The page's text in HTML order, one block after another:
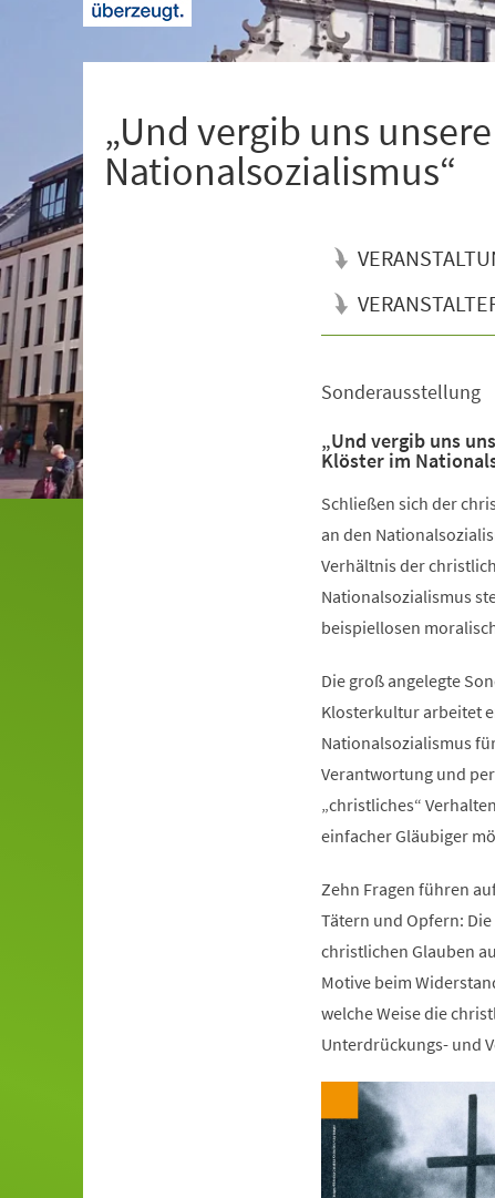
„Und vergib uns
Nationalsozialismus“
Sonderausstellung
„Und vergib uns
Klöster im
Schließen sich der
an den
Verhältnis der
Nationalsozialismus
beispiellosen
Die groß angelegte
Klosterkultur arbeitet
Nationalsozialismus
Verantwortung und
„christliches“
einfacher Gläubiger
Zehn Fragen führen
Tätern und Opfern:
christlichen Glauben
Motive beim
welche Weise die
Unterdrückungs- und